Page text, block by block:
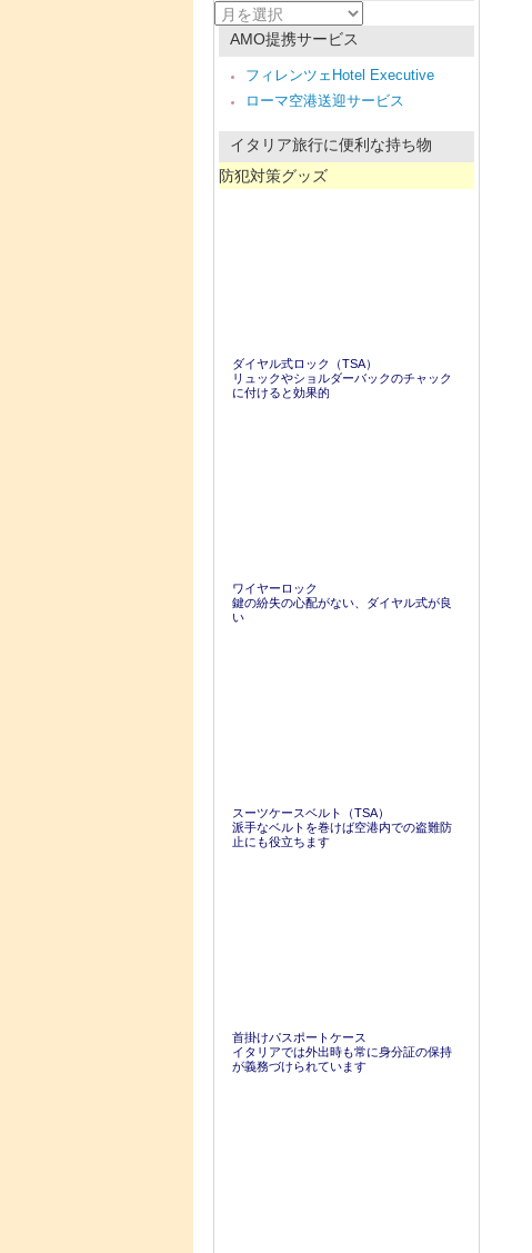
質
問
AMO提携サービス
フィレンツェHotel Executive
ローマ空港送迎サービス
イタリア旅行に便利な持ち物
防犯対策グッズ
ダイヤル式ロック（TSA）
リュックやショルダーバックのチャック
に付けると効果的
ワイヤーロック
鍵の紛失の心配がない、ダイヤル式が良
い
スーツケースベルト（TSA）
派手なベルトを巻けば空港内での盗難防
止にも役立ちます
首掛けパスポートケース
イタリアでは外出時も常に身分証の保持
が義務づけられています